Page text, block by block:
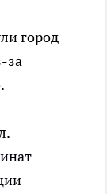
город
за